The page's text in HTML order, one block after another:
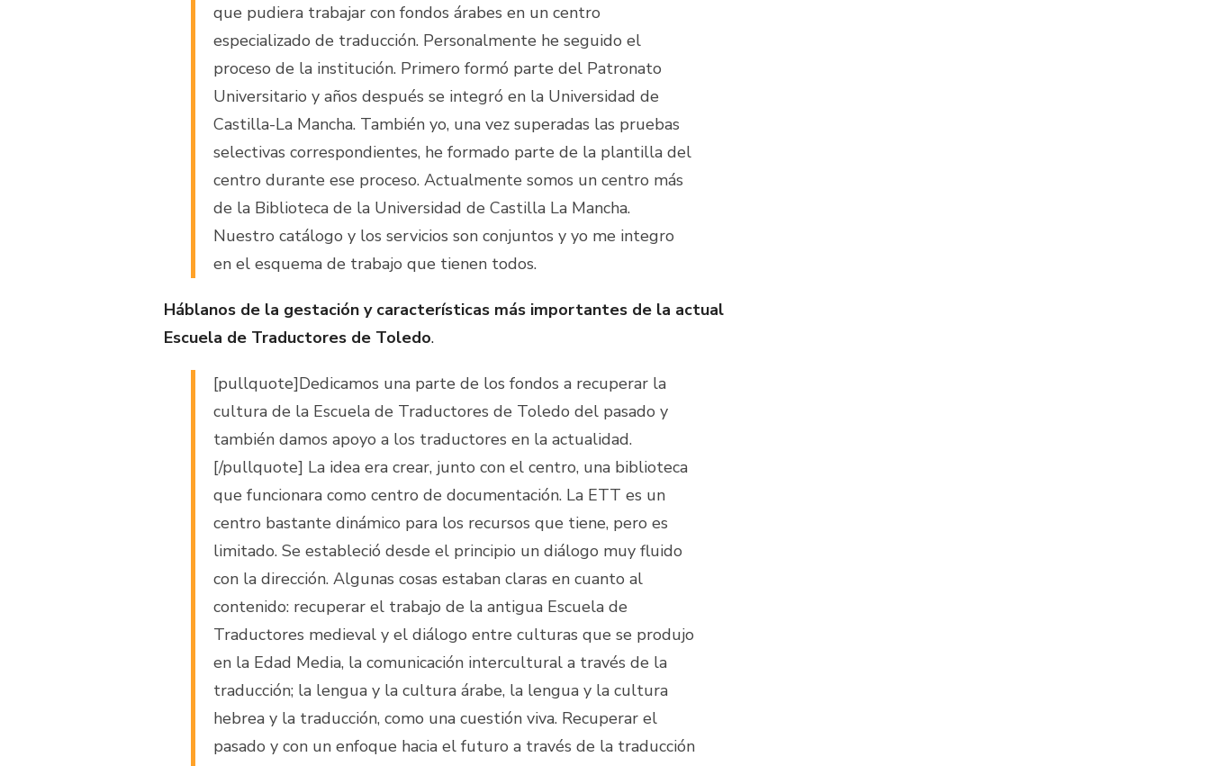
que pudiera trabajar con fondos árabes en un centro
especializado de traducción. Personalmente he seguido el
proceso de la institución. Primero formó parte del Patronato
Universitario y años después se integró en la Universidad de
Castilla-La Mancha. También yo, una vez superadas las pruebas
selectivas correspondientes, he formado parte de la plantilla del
centro durante ese proceso. Actualmente somos un centro más
de la Biblioteca de la Universidad de Castilla La Mancha.
Nuestro catálogo y los servicios son conjuntos y yo me integro
en el esquema de trabajo que tienen todos.
Háblanos de la gestación y características más importantes de la actual
Escuela de Traductores de Toledo.
[pullquote]Dedicamos una parte de los fondos a recuperar la
cultura de la Escuela de Traductores de Toledo del pasado y
también damos apoyo a los traductores en la actualidad.
[/pullquote] La idea era crear, junto con el centro, una biblioteca
que funcionara como centro de documentación. La ETT es un
centro bastante dinámico para los recursos que tiene, pero es
limitado. Se estableció desde el principio un diálogo muy fluido
con la dirección. Algunas cosas estaban claras en cuanto al
contenido: recuperar el trabajo de la antigua Escuela de
Traductores medieval y el diálogo entre culturas que se produjo
en la Edad Media, la comunicación intercultural a través de la
traducción; la lengua y la cultura árabe, la lengua y la cultura
hebrea y la traducción, como una cuestión viva. Recuperar el
pasado y con un enfoque hacia el futuro a través de la traducción